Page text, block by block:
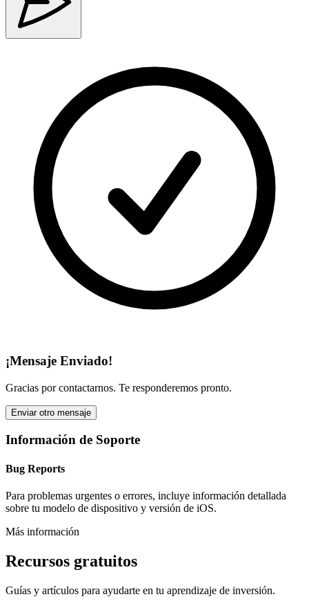
¡Mensaje Enviado!
Gracias por contactarnos. Te responderemos pronto.
Enviar otro mensaje
Información de Soporte
Bug Reports
Para problemas urgentes o errores, incluye información detallada
sobre tu modelo de dispositivo y versión de iOS.
Más información
Recursos gratuitos
Guías y artículos para ayudarte en tu aprendizaje de inversión.